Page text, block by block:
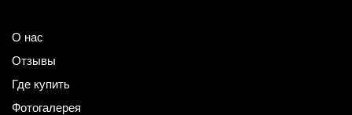
О нас
Отзывы
Где купить
Фотогалерея